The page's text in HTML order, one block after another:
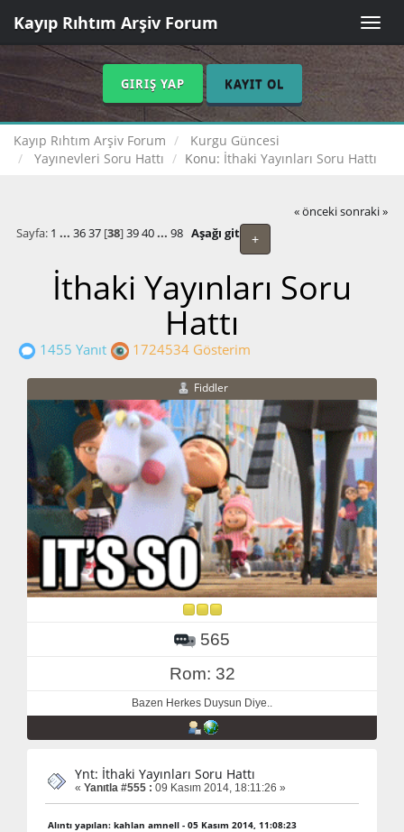
Toggle
Kayıp Rıhtım Arşiv Forum
GIRIŞ YAP KAYIT OL
Kayıp Rıhtım Arşiv Forum
Kurgu Güncesi
Yayınevleri Soru Hattı
Konu: İthaki Yayınları Soru Hattı
« önceki sonraki »
+
Sayfa: 1 ... 36 37[38]39 40 ... 98 Aşağı git
İthaki Yayınları Soru
Hattı
1455 Yanıt 1724534 Gösterim
Fiddler
565
Rom: 32
Bazen Herkes Duysun Diye..
Ynt: İthaki Yayınları Soru Hattı
« Yanıtla #555 : 09 Kasım 2014, 18:11:26 »
Alıntı yapılan: kahlan amnell - 05 Kasım 2014, 11:08:23